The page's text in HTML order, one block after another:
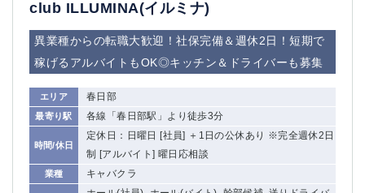
club ILLUMINA(イルミナ)
異業種からの転職大歓迎！社保完備＆週休2日！短期で
稼げるアルバイトもOK◎キッチン＆ドライバーも募集
エリア 春日部
最寄り駅 各線「春日部駅」より徒歩3分
時間/休日
定休日：日曜日 [社員] ＋1日の公休あり ※完全週休2日
制 [アルバイト] 曜日応相談
業種 キャバクラ
関内
横浜
川崎
溝の口
本厚木
新横浜
藤沢
武蔵小杉
橋本
小田原
横浜・桜木町
関内・馬車道・日ノ出町 武蔵新城
元住吉